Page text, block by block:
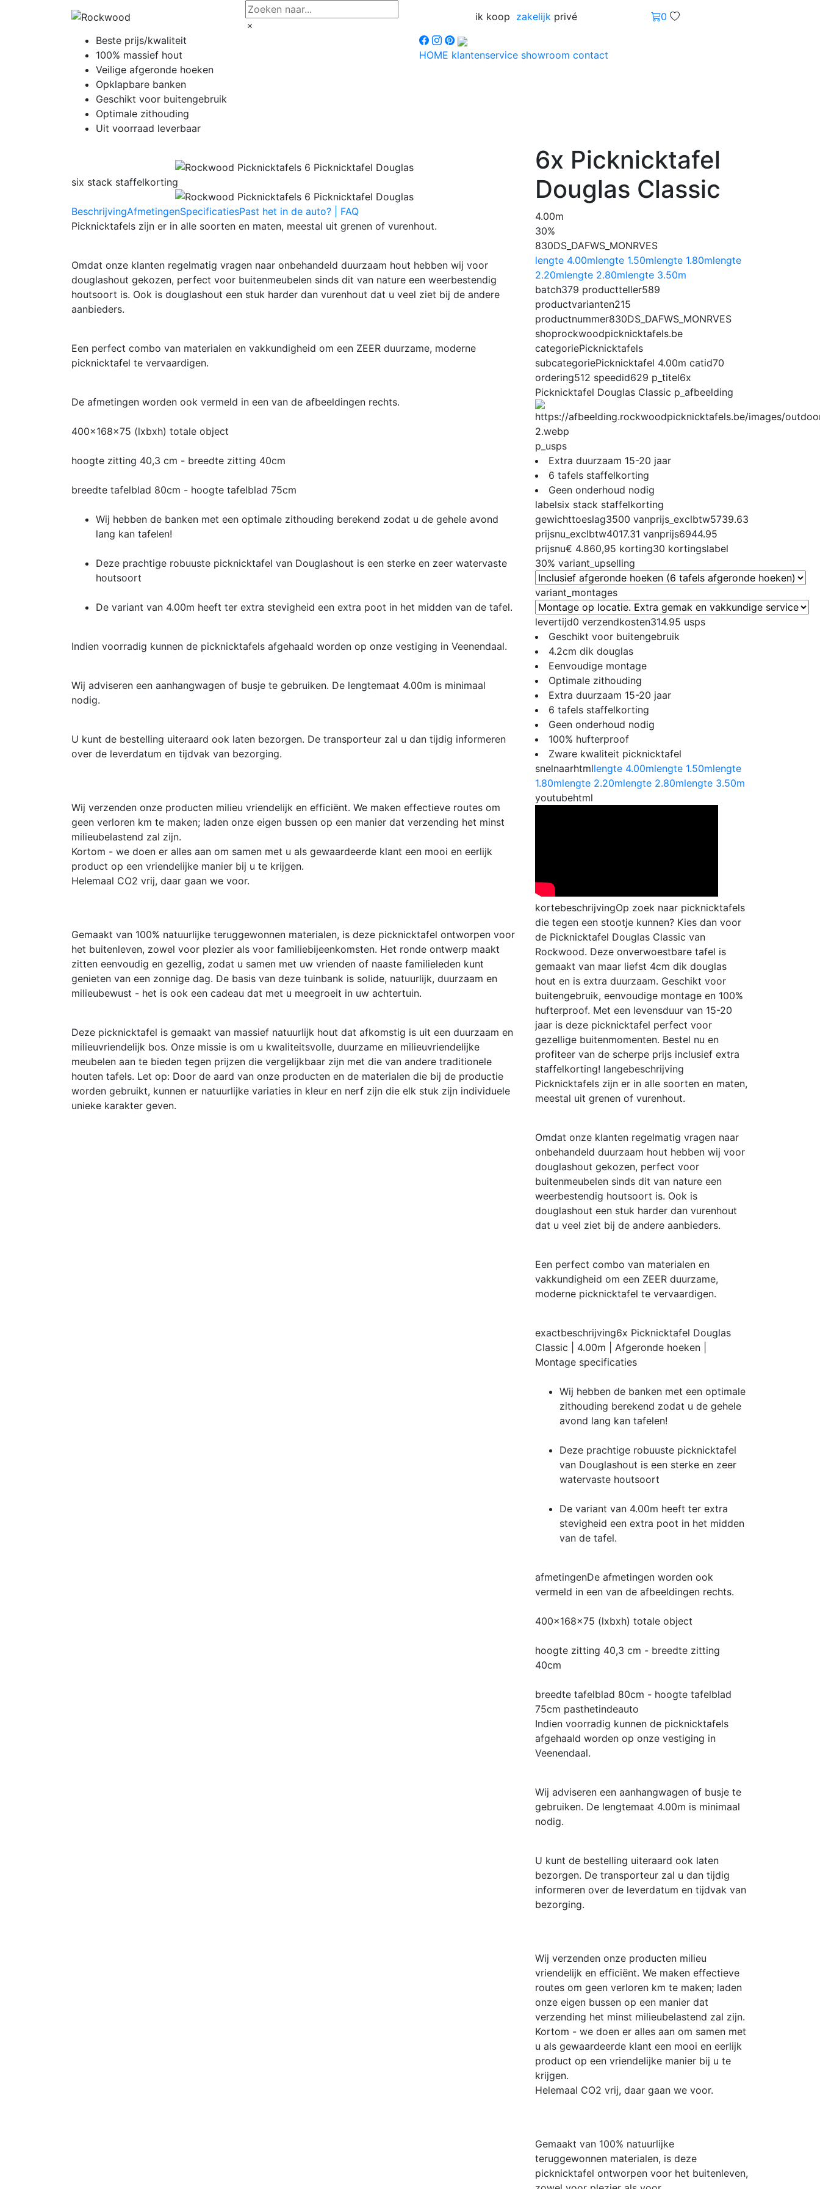
ik koop zakelijk privé
0
Beste prijs/kwaliteit
100% massief hout
Veilige afgeronde hoeken
Opklapbare banken
Geschikt voor buitengebruik
Optimale zithouding
Uit voorraad leverbaar
HOME klantenservice showroom contact
six stack staffelkorting
BeschrijvingAfmetingenSpecificatiesPast het in de auto? | FAQ
Picknicktafels zijn er in alle soorten en maten, meestal uit grenen of vurenhout.
Omdat onze klanten regelmatig vragen naar onbehandeld duurzaam hout hebben wij voor
douglashout gekozen, perfect voor buitenmeubelen sinds dit van nature een weerbestendig
houtsoort is. Ook is douglashout een stuk harder dan vurenhout dat u veel ziet bij de andere
aanbieders.
Een perfect combo van materialen en vakkundigheid om een ZEER duurzame, moderne
picknicktafel te vervaardigen.
De afmetingen worden ook vermeld in een van de afbeeldingen rechts.
400x168x75 (lxbxh) totale object
hoogte zitting 40,3 cm - breedte zitting 40cm
breedte tafelblad 80cm - hoogte tafelblad 75cm
Wij hebben de banken met een optimale zithouding berekend zodat u de gehele avond
lang kan tafelen!
Deze prachtige robuuste picknicktafel van Douglashout is een sterke en zeer watervaste
houtsoort
De variant van 4.00m heeft ter extra stevigheid een extra poot in het midden van de tafel.
Indien voorradig kunnen de picknicktafels afgehaald worden op onze vestiging in Veenendaal.
Wij adviseren een aanhangwagen of busje te gebruiken. De lengtemaat 4.00m is minimaal
nodig.
U kunt de bestelling uiteraard ook laten bezorgen. De transporteur zal u dan tijdig informeren
over de leverdatum en tijdvak van bezorging.
Wij verzenden onze producten milieu vriendelijk en efficiënt. We maken effectieve routes om
geen verloren km te maken; laden onze eigen bussen op een manier dat verzending het minst
milieubelastend zal zijn.
Kortom - we doen er alles aan om samen met u als gewaardeerde klant een mooi en eerlijk
product op een vriendelijke manier bij u te krijgen.
Helemaal CO2 vrij, daar gaan we voor.
Gemaakt van 100% natuurlijke teruggewonnen materialen, is deze picknicktafel ontworpen voor
het buitenleven, zowel voor plezier als voor familiebijeenkomsten. Het ronde ontwerp maakt
zitten eenvoudig en gezellig, zodat u samen met uw vrienden of naaste familieleden kunt
genieten van een zonnige dag. De basis van deze tuinbank is solide, natuurlijk, duurzaam en
milieubewust - het is ook een cadeau dat met u meegroeit in uw achtertuin.
Deze picknicktafel is gemaakt van massief natuurlijk hout dat afkomstig is uit een duurzaam en
milieuvriendelijk bos. Onze missie is om u kwaliteitsvolle, duurzame en milieuvriendelijke
meubelen aan te bieden tegen prijzen die vergelijkbaar zijn met die van andere traditionele
houten tafels. Let op: Door de aard van onze producten en de materialen die bij de productie
worden gebruikt, kunnen er natuurlijke variaties in kleur en nerf zijn die elk stuk zijn individuele
unieke karakter geven.
6x Picknicktafel
Douglas Classic
4.00m
30%
830DS_DAFWS_MONRVES
lengte 4.00mlengte 1.50mlengte 1.80mlengte
2.20mlengte 2.80mlengte 3.50m
batch379 productteller589
productvarianten215
productnummer830DS_DAFWS_MONRVES
shoprockwoodpicknicktafels.be
categoriePicknicktafels
subcategoriePicknicktafel 4.00m catid70
ordering512 speedid629 p_titel6x
Picknicktafel Douglas Classic p_afbeelding
p_usps
Extra duurzaam 15-20 jaar
6 tafels staffelkorting
Geen onderhoud nodig
labelsix stack staffelkorting
gewichttoeslag3500 vanprijs_exclbtw5739.63
prijsnu_exclbtw4017.31 vanprijs6944.95
prijsnu€ 4.860,95 korting30 kortingslabel
30% variant_upselling
variant_montages
levertijd0 verzendkosten314.95 usps
Geschikt voor buitengebruik
4.2cm dik douglas
Eenvoudige montage
Optimale zithouding
Extra duurzaam 15-20 jaar
6 tafels staffelkorting
Geen onderhoud nodig
100% hufterproof
Zware kwaliteit picknicktafel
snelnaarhtmllengte 4.00mlengte 1.50mlengte
1.80mlengte 2.20mlengte 2.80mlengte 3.50m
youtubehtml
kortebeschrijvingOp zoek naar picknicktafels
die tegen een stootje kunnen? Kies dan voor
de Picknicktafel Douglas Classic van
Rockwood. Deze onverwoestbare tafel is
gemaakt van maar liefst 4cm dik douglas
hout en is extra duurzaam. Geschikt voor
buitengebruik, eenvoudige montage en 100%
hufterproof. Met een levensduur van 15-20
jaar is deze picknicktafel perfect voor
gezellige buitenmomenten. Bestel nu en
profiteer van de scherpe prijs inclusief extra
staffelkorting! langebeschrijving
Picknicktafels zijn er in alle soorten en maten,
meestal uit grenen of vurenhout.
Omdat onze klanten regelmatig vragen naar
onbehandeld duurzaam hout hebben wij voor
douglashout gekozen, perfect voor
buitenmeubelen sinds dit van nature een
weerbestendig houtsoort is. Ook is
douglashout een stuk harder dan vurenhout
dat u veel ziet bij de andere aanbieders.
Een perfect combo van materialen en
vakkundigheid om een ZEER duurzame,
moderne picknicktafel te vervaardigen.
exactbeschrijving6x Picknicktafel Douglas
Classic | 4.00m | Afgeronde hoeken |
Montage specificaties
Wij hebben de banken met een optimale
zithouding berekend zodat u de gehele
avond lang kan tafelen!
Deze prachtige robuuste picknicktafel
van Douglashout is een sterke en zeer
watervaste houtsoort
De variant van 4.00m heeft ter extra
stevigheid een extra poot in het midden
van de tafel.
afmetingenDe afmetingen worden ook
vermeld in een van de afbeeldingen rechts.
400x168x75 (lxbxh) totale object
hoogte zitting 40,3 cm - breedte zitting
40cm
breedte tafelblad 80cm - hoogte tafelblad
75cm pasthetindeauto
Indien voorradig kunnen de picknicktafels
afgehaald worden op onze vestiging in
Veenendaal.
Wij adviseren een aanhangwagen of busje te
gebruiken. De lengtemaat 4.00m is minimaal
nodig.
U kunt de bestelling uiteraard ook laten
bezorgen. De transporteur zal u dan tijdig
informeren over de leverdatum en tijdvak van
bezorging.
Wij verzenden onze producten milieu
vriendelijk en efficiënt. We maken effectieve
routes om geen verloren km te maken; laden
onze eigen bussen op een manier dat
verzending het minst milieubelastend zal zijn.
Kortom - we doen er alles aan om samen met
u als gewaardeerde klant een mooi en eerlijk
product op een vriendelijke manier bij u te
krijgen.
Helemaal CO2 vrij, daar gaan we voor.
Gemaakt van 100% natuurlijke
teruggewonnen materialen, is deze
picknicktafel ontworpen voor het buitenleven,